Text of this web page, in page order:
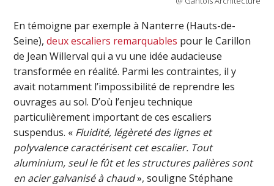
En témoigne par exemple à Nanterre (Hauts-de-
Seine),deux escaliers remarquables pour le Carillon
de Jean Willerval qui a vu une idée audacieuse
transformée en réalité. Parmi les contraintes, il y
avait notamment l’impossibilité de reprendre les
ouvrages au sol. D’où l’enjeu technique
particulièrement important de ces escaliers
suspendus. « Fluidité, légèreté des lignes et
polyvalence caractérisent cet escalier. Tout
aluminium, seul le fût et les structures palières sont
en acier galvanisé à chaud», souligne Stéphane